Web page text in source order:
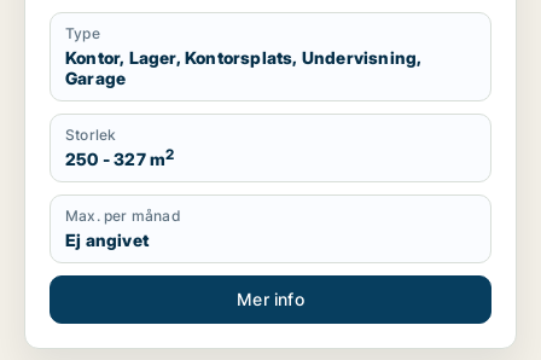
Type
Kontor, Lager, Kontorsplats, Undervisning,
Garage
Storlek
250 - 327 m2
Max. per månad
Ej angivet
Mer info